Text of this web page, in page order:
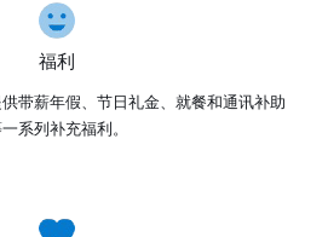
福利
带薪年假、节日礼金、就餐和通讯补助
系列补充福利。